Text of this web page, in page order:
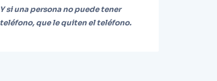
Y si una persona no puede tener
teléfono, que le quiten el teléfono.